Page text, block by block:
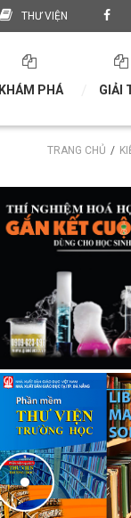
THƯ VIỆN
KHÁM PHÁ GIẢI
TRANG CHỦ